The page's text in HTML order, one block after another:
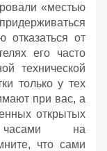
«местью
отказаться от
его часто
технической
только у тех
при вас, а
открытых
часами на
что сами